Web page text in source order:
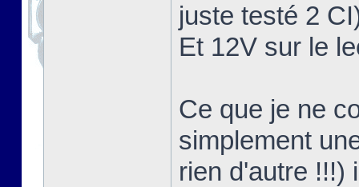
juste testé 2
Et 12V sur le
Ce que je ne
simplement
rien d'autre !!!)